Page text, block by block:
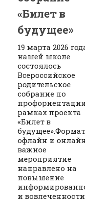
«Билет в
будущее»
19 марта 2026
нашей школе
состоялось
Всероссийское
родительское
собрание по
рамках проекта
«Билет в
офлайн и
важное
мероприятие
направлено на
повышение
и